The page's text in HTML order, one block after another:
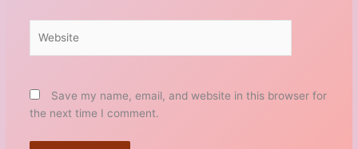
Save my name, email, and website in this browser for
the next time I comment.